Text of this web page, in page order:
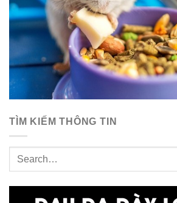
TÌM KIẾM THÔNG TIN